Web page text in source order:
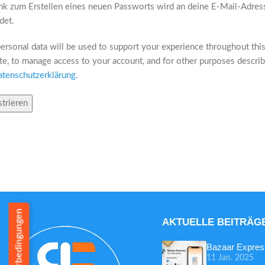
zum Erstellen eines neuen Passworts wird an deine E-Mail-
data will be used to support your experience throughout this
to manage access to your account, and for other purposes
.
AKTUELLE
Bazaar
11 Jan. 2025
Lieferbedingungen